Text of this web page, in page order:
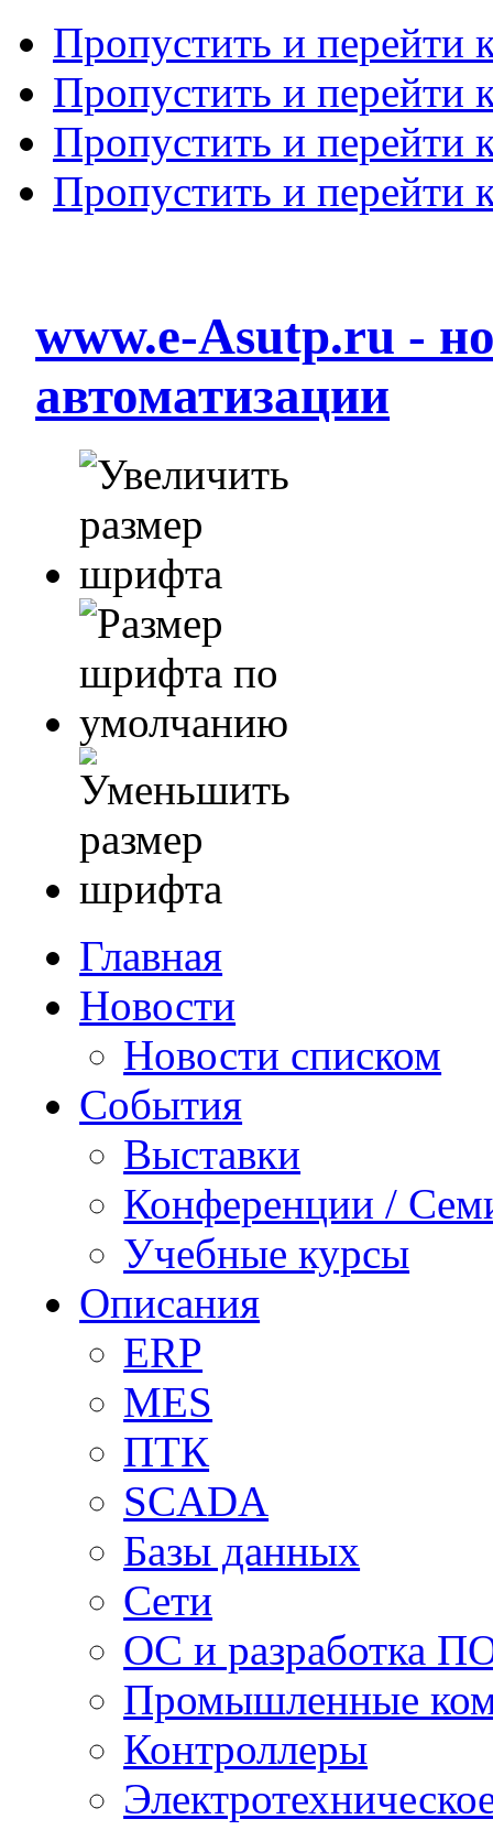
Пропустить и перейти
Пропустить и перейти
Пропустить и перейти
Пропустить и перейти
www.e-Asutp.ru -
автоматизации
Главная
Новости
Новости списком
События
Выставки
Конференции /
Учебные курсы
Описания
ERP
MES
ПТК
SCADA
Базы данных
Сети
ОС и разработка
Промышленные
Контроллеры